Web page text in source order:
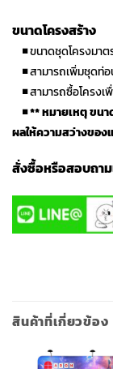
ขนาดโครงสร้าง
◾ขนาดชุดโครงมาต
◾สามารถเพิ่มชุดท่
◾สามารถซื้อโครง
◾ ** หมายเหตุ ขน
ผลให้ความสว่างขอ
สั่งซื้อหรือสอบถา
สินค้าที่เกี่ยวข้อง